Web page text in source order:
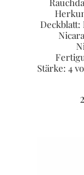
Deckblatt:
Stärke: 4